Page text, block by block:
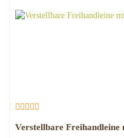
Verstellbare